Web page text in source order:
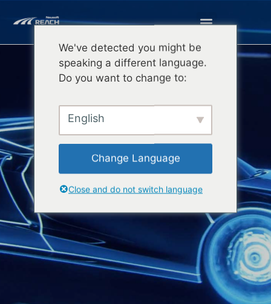
会社紹介
We've detected you might be
speaking a different language.
Do you want to change to:
English
Change Language
Close and do not switch language